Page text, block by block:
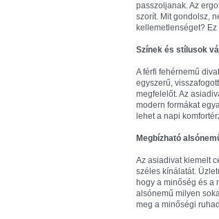
passzoljanak. Az
szorít. Mit gondolsz,
kellemetlenséget?
Színek és stílusok
A férfi fehérnemű
egyszerű,
megfelelőt. Az
modern formákat
lehet a napi
Megbízható
Az asiadivat kiemelt
széles kínálatát.
hogy a minőség és a
alsónemű milyen
meg a minőségi